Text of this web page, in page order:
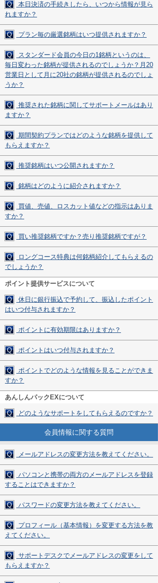
Q
本日決済の手続きしたら、いつから情報が見ら
れますか？
Q プラン毎の厳選銘柄はいつ提供されますか？
Q
スタンダード会員の今日の1銘柄というのは、
毎日変わった銘柄が提供されるのでしょうか？月20
営業日として月に20社の銘柄が提供されるのでしょ
うか？
Q
推奨された銘柄に関してサポートメールはあり
ますか？
Q
期間契約プランではどのような銘柄を提供して
もらえますか？
Q 推奨銘柄はいつ公開されますか？
Q 銘柄はどのように紹介されますか？
Q
買値、売値、ロスカット値などの指示はありま
すか？
Q 買い推奨銘柄ですか？売り推奨銘柄ですが？
Q
ロングコース特典は何銘柄紹介してもらえるの
でしょうか？
ポイント提供サービスについて
Q
休日に銀行振込で予約して、振込したポイント
はいつ付与されますか？
Q ポイントに有効期限はありますか？
Q ポイントはいつ付与されますか？
Q
ポイントでどのような情報を見ることができま
すか？
あんしんパックEXについて
Q どのようなサポートをしてもらえるのですか？
会員情報に関する質問
Q メールアドレスの変更方法を教えてください。
Q
パソコンと携帯の両方のメールアドレスを登録
することはできますか？
Q パスワードの変更方法を教えてください。
Q
プロフィール（基本情報）を変更する方法を教
えてください。
Q
サポートデスクでメールアドレスの変更をして
もらえますか？